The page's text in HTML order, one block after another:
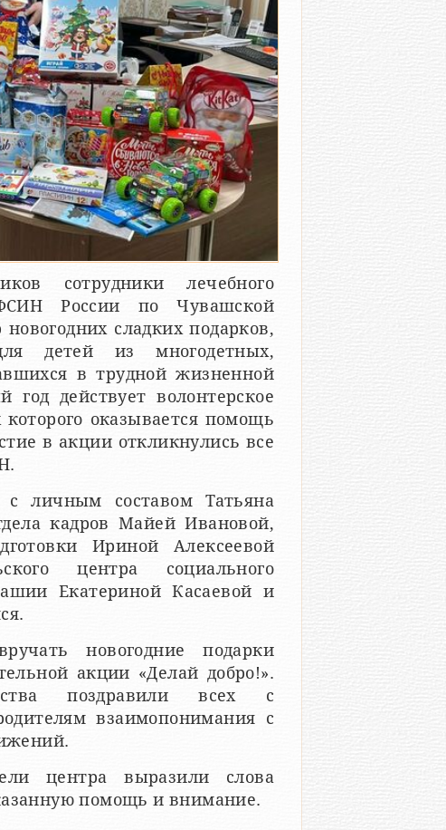
сотрудники лечебного
России по Чувашской
сладких подарков,
детей из многодетных,
в трудной жизненной
действует волонтерское
оказывается помощь
в акции откликнулись все
личным составом Татьяна
кадров Майей Ивановой,
Ириной Алексеевой
центра социального
Екатериной Касаевой и
новогодние подарки
акции «Делай добро!».
поздравили всех с
взаимопонимания с
центра выразили слова
помощь и внимание.